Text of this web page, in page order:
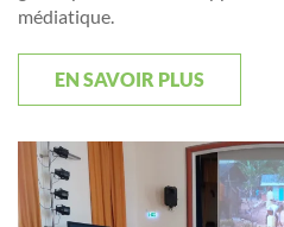
médiatique.
EN SAVOIR PLUS